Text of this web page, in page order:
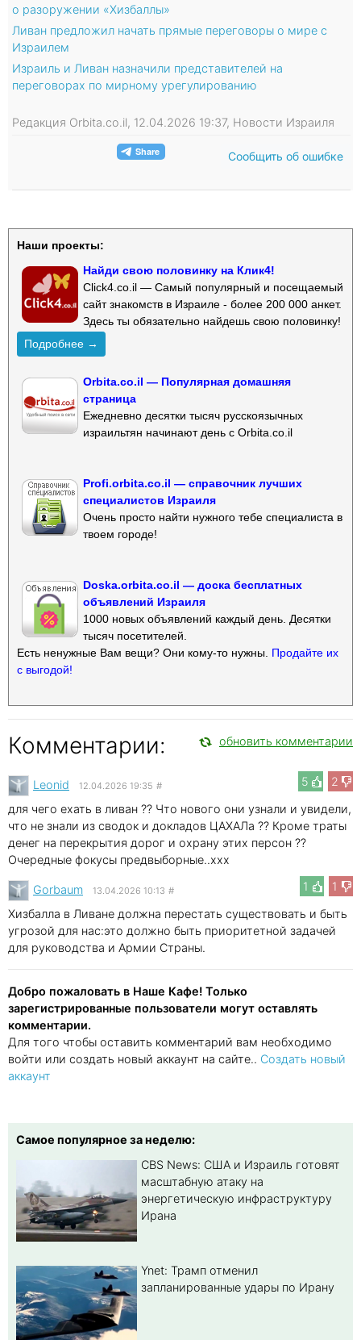
о разоружении «Хизбаллы»
Ливан предложил начать прямые переговоры о мире с
Израилем
Израиль и Ливан назначили представителей на
переговорах по мирному урегулированию
Редакция Orbita.co.il, 12.04.2026 19:37, Новости Израиля
Сообщить об ошибке
Наши проекты:
Найди свою половинку на Клик4!
Click4.co.il — Самый популярный и посещаемый
сайт знакомств в Израиле - более 200 000 анкет.
Здесь ты обязательно найдешь свою половинку!
Подробнее →
Orbita.co.il — Популярная домашняя
страница
Ежедневно десятки тысяч русскоязычных
израильтян начинают день с Orbita.co.il
Profi.orbita.co.il — справочник лучших
специалистов Израиля
Очень просто найти нужного тебе специалиста в
твоем городе!
Doska.orbita.co.il — доска бесплатных
объявлений Израиля
1000 новых объявлений каждый день. Десятки
тысяч посетителей.
Есть ненужные Вам вещи? Они кому-то нужны. Продайте их
с выгодой!
Комментарии: обновить комментарии
5 2
Leonid 12.04.2026 19:35 #
для чего ехать в ливан ?? Что нового они узнали и увидели,
что не знали из сводок и докладов ЦАХАЛа ?? Кроме траты
денег на перекрытия дорог и охрану этих персон ??
Очередные фокусы предвыборные..xxx
1
1
Gorbaum 13.04.2026 10:13 #
Хизбалла в Ливане должна перестать существовать и быть
угрозой для нас:это должно быть приоритетной задачей
для руководства и Армии Страны.
Добро пожаловать в Наше Кафе! Только
зарегистрированные пользователи могут оставлять
комментарии.
Для того чтобы оставить комментарий вам необходимо
войти или создать новый аккаунт на сайте.. Создать новый
аккаунт
Самое популярное за неделю:
CBS News: США и Израиль готовят
масштабную атаку на
энергетическую инфраструктуру
Ирана
Ynet: Трамп отменил
запланированные удары по Ирану